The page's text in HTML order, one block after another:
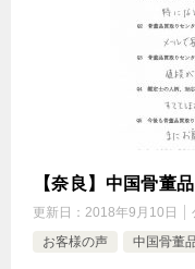
【奈良】中国骨董
更新日： 2018年9月10日
お客様の声
中国骨董